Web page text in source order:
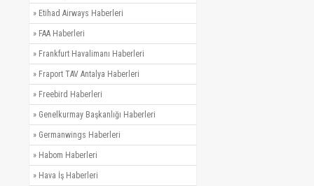
» Etihad Airways Haberleri
» FAA Haberleri
» Frankfurt Havalimanı Haberleri
» Fraport TAV Antalya Haberleri
» Freebird Haberleri
» Genelkurmay Başkanlığı Haberleri
» Germanwings Haberleri
» Habom Haberleri
» Hava İş Haberleri